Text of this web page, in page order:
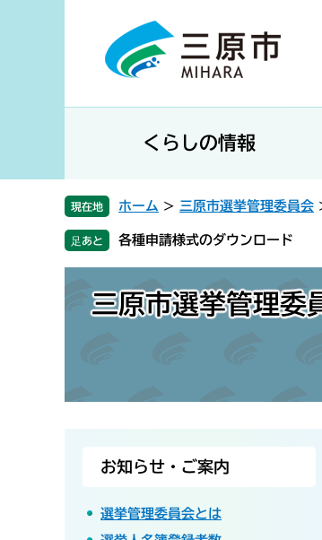
。
て
くらしの情報
現在地 ホーム > 三原市選挙管理委員会
各種申請様式のダウンロード
三原市選挙管理委
お知らせ・ご案内
選挙管理委員会とは